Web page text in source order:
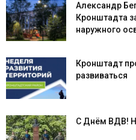
Александр
Кронштадта
наружного
Кронштадт
развиваться
С Днём ВДВ!